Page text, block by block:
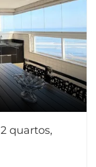
quartos,